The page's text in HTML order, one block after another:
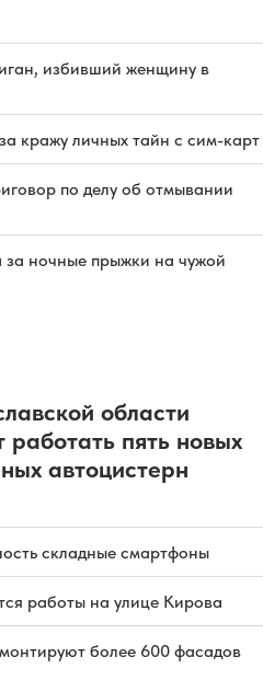
избивший женщину в
кражу личных тайн с сим-карт
по делу об отмывании
ночные прыжки на чужой
области
работать пять новых
автоцистерн
складные смартфоны
работы на улице Кирова
более 600 фасадов